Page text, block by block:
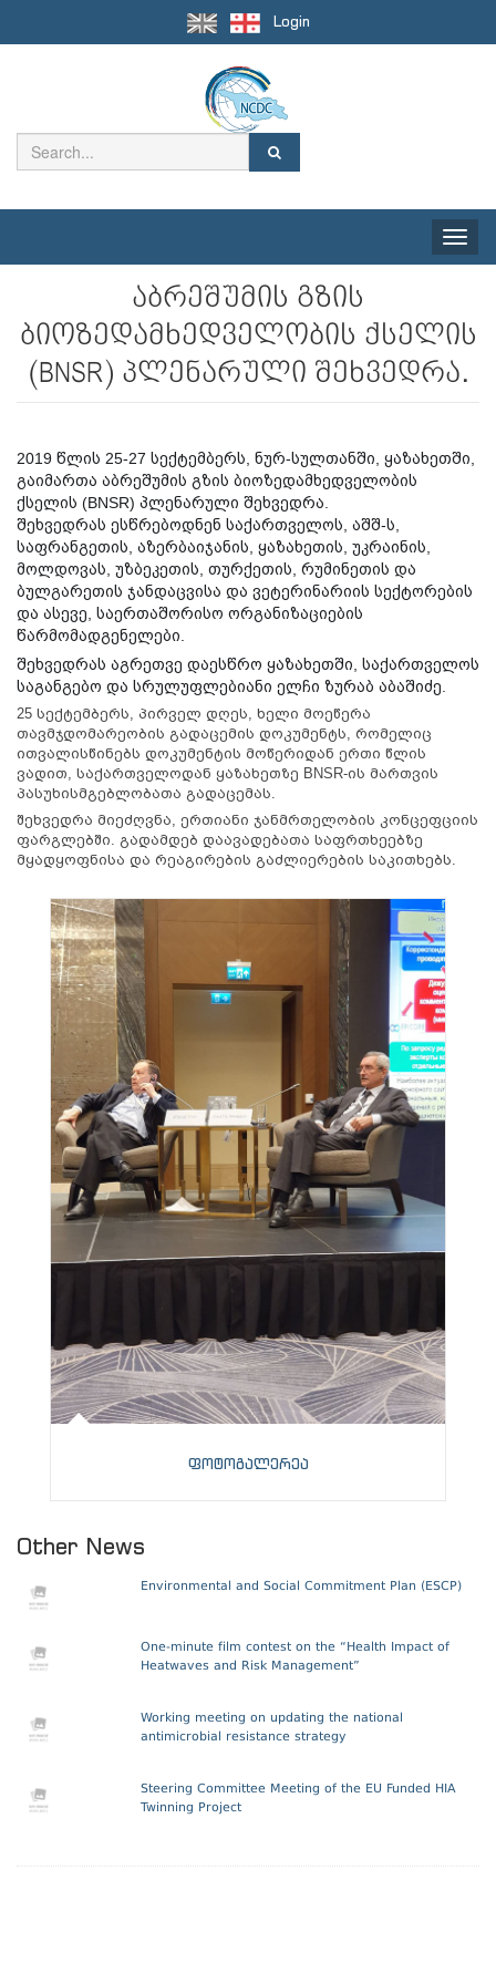
Login
Toggle
აბრეშუმის გზის
ბიოზედამხედველობის ქსელის
(BNSR) პლენარული შეხვედრა.
2019 წლის 25-27 სექტემბერს, ნურ-სულთანში, ყაზახეთში,
გაიმართა აბრეშუმის გზის ბიოზედამხედველობის
ქსელის (BNSR) პლენარული შეხვედრა.
შეხვედრას ესწრებოდნენ საქართველოს, აშშ-ს,
საფრანგეთის, აზერბაიჯანის, ყაზახეთის, უკრაინის,
მოლდოვას, უზბეკეთის, თურქეთის, რუმინეთის და
ბულგარეთის ჯანდაცვისა და ვეტერინარიის სექტორების
და ასევე, საერთაშორისო ორგანიზაციების
წარმომადგენელები.
შეხვედრას აგრეთვე დაესწრო ყაზახეთში, საქართველოს
საგანგებო და სრულუფლებიანი ელჩი ზურაბ აბაშიძე.
25 სექტემბერს, პირველ დღეს, ხელი მოეწერა
თავმჯდომარეობის გადაცემის დოკუმენტს, რომელიც
ითვალისწინებს დოკუმენტის მოწერიდან ერთი წლის
ვადით, საქართველოდან ყაზახეთზე BNSR-ის მართვის
პასუხისმგებლობათა გადაცემას.
შეხვედრა მიეძღვნა, ერთიანი ჯანმრთელობის კონცეფციის
ფარგლებში. გადამდებ დაავადებათა საფრთხეებზე
მყადყოფნისა და რეაგირების გაძლიერების საკითხებს.
ფოტოგალერეა
Other News
Environmental and Social Commitment Plan (ESCP)
One-minute film contest on the “Health Impact of
Heatwaves and Risk Management”
Working meeting on updating the national
antimicrobial resistance strategy
Steering Committee Meeting of the EU Funded HIA
Twinning Project